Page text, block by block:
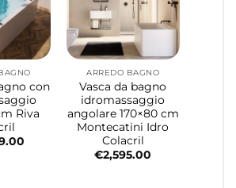
con
Riva
ARREDO BAGNO
Vasca da bagno
idromassaggio
angolare 170×80 cm
Montecatini Idro
Colacril
€2,595.00